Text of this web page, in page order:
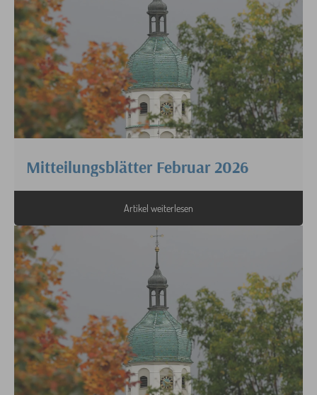
Mitteilungsblätter Februar 2026
Artikel weiterlesen